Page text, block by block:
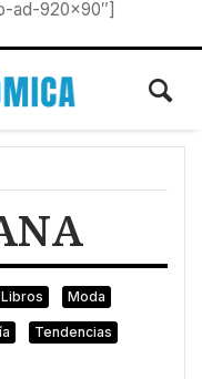
ad-920×90″]
Libros Moda
Tendencias